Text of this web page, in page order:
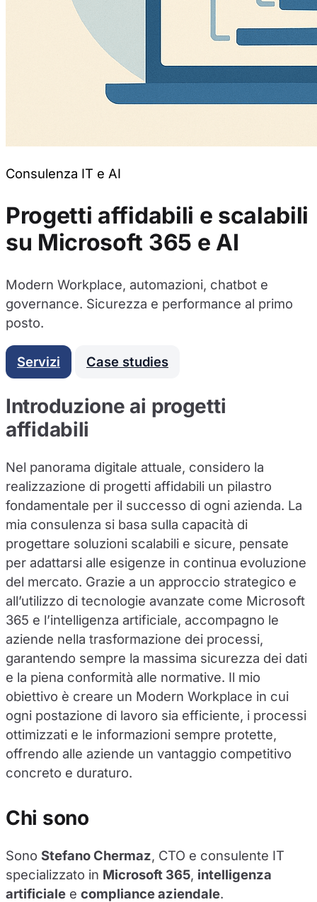
Consulenza IT e AI
Progetti affidabili e scalabili
su Microsoft 365 e AI
Modern Workplace, automazioni, chatbot e
governance. Sicurezza e performance al primo
posto.
Servizi Case studies
Introduzione ai progetti
affidabili
Nel panorama digitale attuale, considero la
realizzazione di progetti affidabili un pilastro
fondamentale per il successo di ogni azienda. La
mia consulenza si basa sulla capacità di
progettare soluzioni scalabili e sicure, pensate
per adattarsi alle esigenze in continua evoluzione
del mercato. Grazie a un approccio strategico e
all’utilizzo di tecnologie avanzate come Microsoft
365 e l’intelligenza artificiale, accompagno le
aziende nella trasformazione dei processi,
garantendo sempre la massima sicurezza dei dati
e la piena conformità alle normative. Il mio
obiettivo è creare un Modern Workplace in cui
ogni postazione di lavoro sia efficiente, i processi
ottimizzati e le informazioni sempre protette,
offrendo alle aziende un vantaggio competitivo
concreto e duraturo.
Chi sono
Sono Stefano Chermaz, CTO e consulente IT
specializzato in Microsoft 365, intelligenza
artificiale e compliance aziendale.
Solo